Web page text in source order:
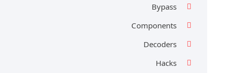
Bypass
Components
Decoders
Hacks